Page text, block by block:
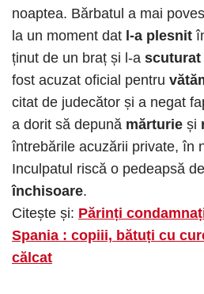
noaptea. Bărbatul a mai
la un moment dat l-a plesnit
ținut de un braț și l-a scuturat
fost acuzat oficial pentru
citat de judecător și a negat
a dorit să depună mărturie și
întrebările acuzării private, în
Inculpatul riscă o pedeapsă
închisoare.
Citește și: Părinți
Spania : copiii, bătuți cu
călcat